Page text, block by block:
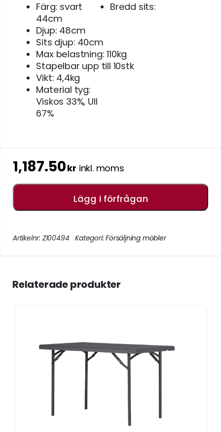
Färg: svart
Bredd sits:
44cm
Djup: 48cm
Sits djup: 40cm
Max belastning: 110kg
Stapelbar upp till 10stk
Vikt: 4,4kg
Material tyg:
Viskos 33%, Ull
67%
1,187.50kr inkl. moms
Lägg i förfrågan
Artikelnr: Z100494 Kategori:Försäljning möbler
Relaterade produkter